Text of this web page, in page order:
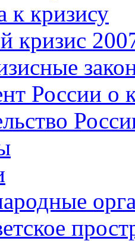
к кризису
кризис
России о